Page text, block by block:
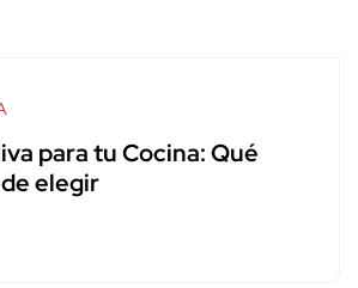
para tu Cocina: Qué
elegir